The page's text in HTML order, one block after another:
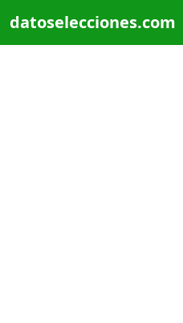
datoselecciones.com